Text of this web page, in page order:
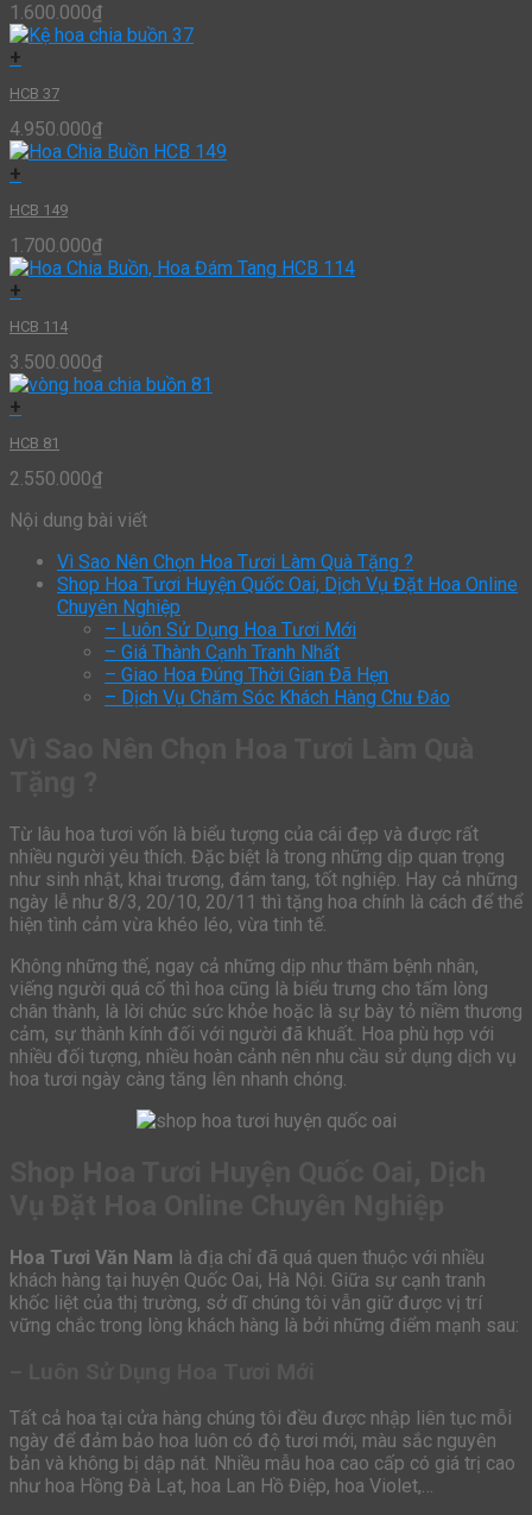
1.600.000₫
+
HCB 37
4.950.000₫
+
HCB 149
1.700.000₫
+
HCB 114
3.500.000₫
+
HCB 81
2.550.000₫
Nội dung bài viết
Vì Sao Nên Chọn Hoa Tươi Làm Quà Tặng ?
Shop Hoa Tươi Huyện Quốc Oai, Dịch Vụ Đặt Hoa Online
Chuyên Nghiệp
– Luôn Sử Dụng Hoa Tươi Mới
– Giá Thành Cạnh Tranh Nhất
– Giao Hoa Đúng Thời Gian Đã Hẹn
– Dịch Vụ Chăm Sóc Khách Hàng Chu Đáo
Từ lâu hoa tươi vốn là biểu tượng của cái đẹp và được rất
nhiều người yêu thích. Đặc biệt là trong những dịp quan trọng
như sinh nhật, khai trương, đám tang, tốt nghiệp. Hay cả những
ngày lễ như 8/3, 20/10, 20/11 thì tặng hoa chính là cách để thể
hiện tình cảm vừa khéo léo, vừa tinh tế.
Không những thế, ngay cả những dịp như thăm bệnh nhân,
viếng người quá cố thì hoa cũng là biểu trưng cho tấm lòng
chân thành, là lời chúc sức khỏe hoặc là sự bày tỏ niềm thương
cảm, sự thành kính đối với người đã khuất. Hoa phù hợp với
nhiều đối tượng, nhiều hoàn cảnh nên nhu cầu sử dụng dịch vụ
hoa tươi ngày càng tăng lên nhanh chóng.
Hoa Tươi Văn Nam là địa chỉ đã quá quen thuộc với nhiều
khách hàng tại huyện Quốc Oai, Hà Nội. Giữa sự cạnh tranh
khốc liệt của thị trường, sở dĩ chúng tôi vẫn giữ được vị trí
vững chắc trong lòng khách hàng là bởi những điểm mạnh sau:
Tất cả hoa tại cửa hàng chúng tôi đều được nhập liên tục mỗi
ngày để đảm bảo hoa luôn có độ tươi mới, màu sắc nguyên
bản và không bị dập nát. Nhiều mẫu hoa cao cấp có giá trị cao
như hoa Hồng Đà Lạt, hoa Lan Hồ Điệp, hoa Violet,…